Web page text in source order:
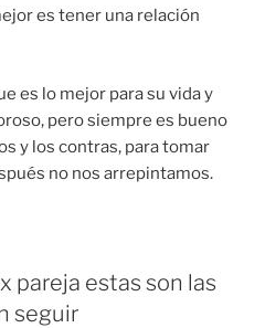
es tener una relación
es lo mejor para su vida y
pero siempre es bueno
y los contras, para tomar
no nos arrepintamos.
pareja estas son las
seguir